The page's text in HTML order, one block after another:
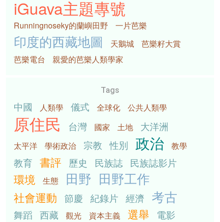
iGuava主題專號
Runningnoseky的蘭嶼田野 一片芭樂
印度的西藏地圖 天鵝城
芭樂籽大賞
芭樂電台
親愛的芭樂人類學家
Tags
中國 人類學 儀式 全球化 公共人類學
原住民 台灣 國家 土地 大洋洲
太平洋 學術政治 宗教 性別 政治 教學
教育 書評 歷史 民族誌 民族誌影片
環境 生態 田野 田野工作
社會運動 節慶 紀錄片 經濟 考古
舞蹈 西藏 觀光 資本主義 選舉
電影